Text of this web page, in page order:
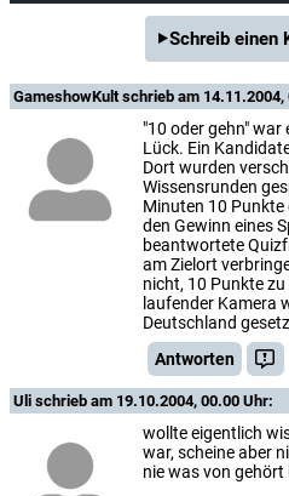
Schreib einen
GameshowKultschrieb am 14.11.2004,
"10 oder gehn" war
Lück. Ein
Dort wurden
Wissensrunden
Minuten 10
den Gewinn eines
beantwortete
am Zielort
nicht, 10 Punkte
laufender Kamera
Deutschland
Antworten
Uli schrieb am 19.10.2004, 00.00 Uhr:
wollte eigentlich
war, scheine aber
nie was von gehört